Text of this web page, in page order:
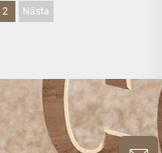
2 Nästa